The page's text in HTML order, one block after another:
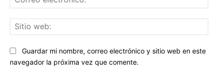
Guardar mi nombre, correo electrónico y sitio web en este
navegador la próxima vez que comente.